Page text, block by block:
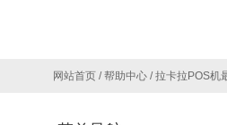
网站首页 /帮助中心 /拉卡拉POS机